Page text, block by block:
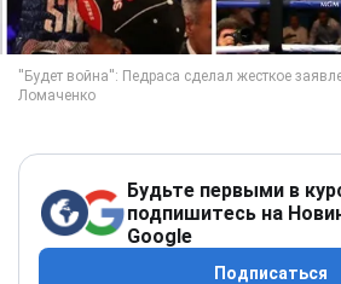
Будьте первыми в
подпишитесь на
Google
Подписаться